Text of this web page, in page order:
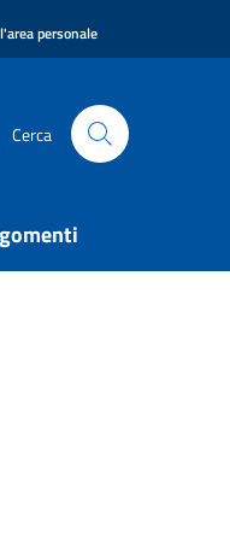
personale
Cerca